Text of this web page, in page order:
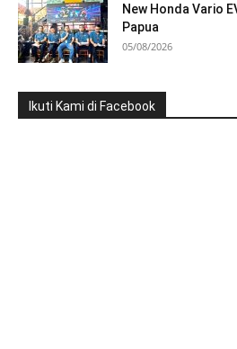
New Honda Vario
Papua
05/08/2026
Ikuti Kami di Facebook